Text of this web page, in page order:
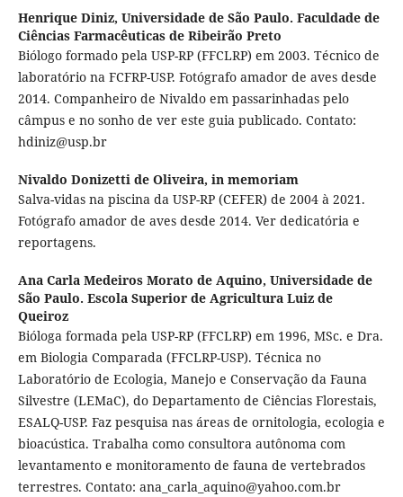
Henrique Diniz, Universidade de São Paulo. Faculdade de
Ciências Farmacêuticas de Ribeirão Preto
Biólogo formado pela USP-RP (FFCLRP) em 2003. Técnico de
laboratório na FCFRP-USP. Fotógrafo amador de aves desde
2014. Companheiro de Nivaldo em passarinhadas pelo
câmpus e no sonho de ver este guia publicado. Contato:
hdiniz@usp.br
Nivaldo Donizetti de Oliveira, in memoriam
Salva-vidas na piscina da USP-RP (CEFER) de 2004 à 2021.
Fotógrafo amador de aves desde 2014. Ver dedicatória e
reportagens.
Ana Carla Medeiros Morato de Aquino, Universidade de
São Paulo. Escola Superior de Agricultura Luiz de
Queiroz
Bióloga formada pela USP-RP (FFCLRP) em 1996, MSc. e Dra.
em Biologia Comparada (FFCLRP-USP). Técnica no
Laboratório de Ecologia, Manejo e Conservação da Fauna
Silvestre (LEMaC), do Departamento de Ciências Florestais,
ESALQ-USP. Faz pesquisa nas áreas de ornitologia, ecologia e
bioacústica. Trabalha como consultora autônoma com
levantamento e monitoramento de fauna de vertebrados
terrestres. Contato: ana_carla_aquino@yahoo.com.br